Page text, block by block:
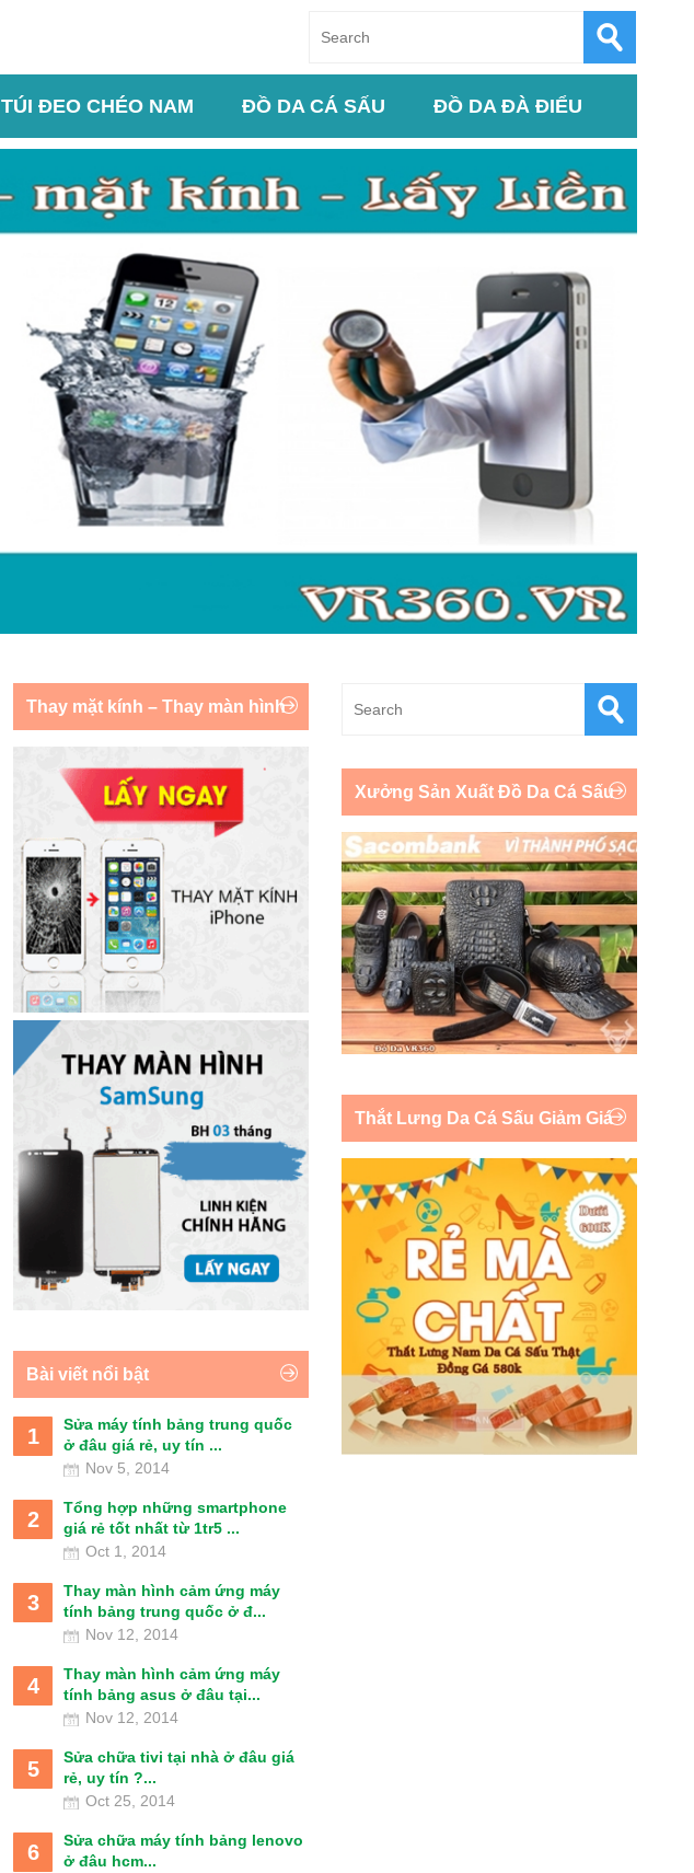
TÚI ĐEO CHÉO NAM ĐỒ DA CÁ SẤU ĐỒ DA ĐÀ ĐIỂU
Thay mặt kính – Thay màn hình
Bài viết nổi bật
1
Sửa máy tính bảng trung quốc
ở đâu giá rẻ, uy tín ...
Nov 5, 2014
2
Tổng hợp những smartphone
giá rẻ tốt nhất từ 1tr5 ...
Oct 1, 2014
3
Thay màn hình cảm ứng máy
tính bảng trung quốc ở đ...
Nov 12, 2014
4
Thay màn hình cảm ứng máy
tính bảng asus ở đâu tại...
Nov 12, 2014
5
Sửa chữa tivi tại nhà ở đâu giá
rẻ, uy tín ?...
Oct 25, 2014
6
Sửa chữa máy tính bảng lenovo
ở đâu hcm...
Xưởng Sản Xuất Đồ Da Cá Sấu
Thắt Lưng Da Cá Sấu Giảm Giá